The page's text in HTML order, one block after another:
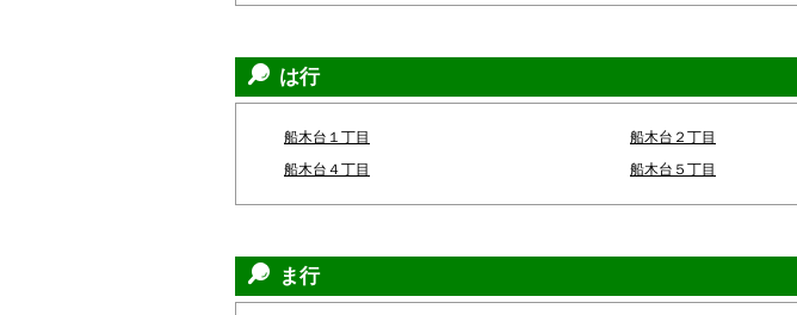
は行
船木台１丁目 船木台２丁目
船木台４丁目
船木台５丁目
ま行